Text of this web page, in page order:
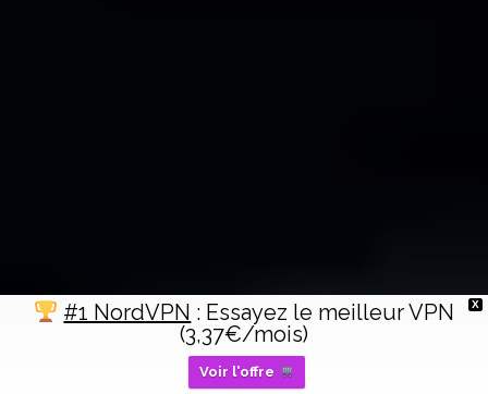
X
#1 NordVPN : Essayez le meilleur VPN
(3,37€/mois)
Voir l'offre